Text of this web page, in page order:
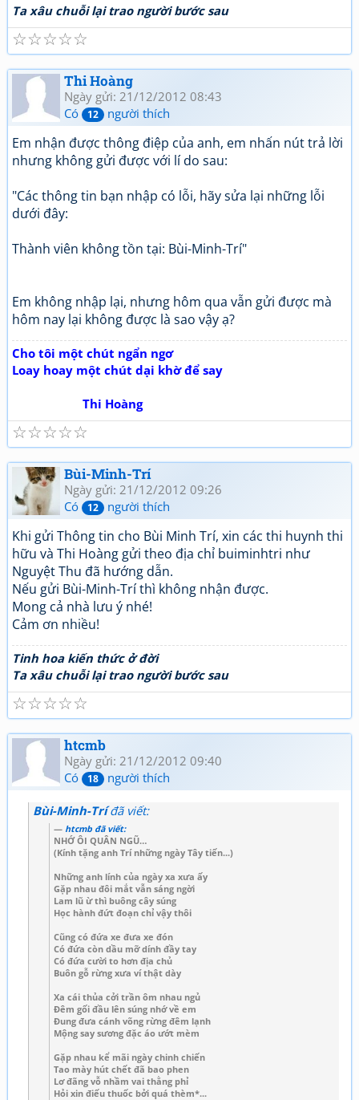
Ta xâu chuỗi lại trao người bước sau
☆
☆
☆
☆
☆
Thi Hoàng
Ngày gửi: 21/12/2012 08:43
Có
12 người thích
Em nhận được thông điệp của anh, em nhấn nút trả lời
nhưng không gửi được với lí do sau:
"Các thông tin bạn nhập có lỗi, hãy sửa lại những lỗi
dưới đây:
Thành viên không tồn tại: Bùi-Minh-Trí"
Em không nhập lại, nhưng hôm qua vẫn gửi được mà
hôm nay lại không được là sao vậy ạ?
Cho tôi một chút ngẩn ngơ
Loay hoay một chút dại khờ để say
Thi Hoàng
☆
☆
☆
☆
☆
Bùi-Minh-Trí
Ngày gửi: 21/12/2012 09:26
Có
12 người thích
Khi gửi Thông tin cho Bùi Minh Trí, xin các thi huynh thi
hữu và Thi Hoàng gửi theo địa chỉ buiminhtri như
Nguyệt Thu đã hướng dẫn.
Nếu gửi Bùi-Minh-Trí thì không nhận được.
Mong cả nhà lưu ý nhé!
Cảm ơn nhiều!
Tinh hoa kiến thức ở đời
Ta xâu chuỗi lại trao người bước sau
☆
☆
☆
☆
☆
htcmb
Ngày gửi: 21/12/2012 09:40
Có
18 người thích
Bùi-Minh-Tríđã viết:
htcmb đã viết:
NHỚ ÔI QUÂN NGŨ…
(Kính tặng anh Trí những ngày Tây tiến...)
Những anh lính của ngày xa xưa ấy
Gặp nhau đôi mắt vẫn sáng ngời
Lam lũ ừ thì buông cây súng
Học hành đứt đoạn chỉ vậy thôi
Cũng có đứa xe đưa xe đón
Có đứa còn dầu mỡ dính đầy tay
Có đứa cười to hơn địa chủ
Buôn gỗ rừng xưa ví thật dày
Xa cái thủa cởi trần ôm nhau ngủ
Đêm gối đầu lên súng nhớ về em
Đung đưa cánh võng rừng đêm lạnh
Mộng say sương đặc áo ướt mèm
Gặp nhau kể mãi ngày chinh chiến
Tao mày hút chết đã bao phen
Lơ đãng vỗ nhầm vai thằng phỉ
Hỏi xin điếu thuốc bởi quá thèm*...